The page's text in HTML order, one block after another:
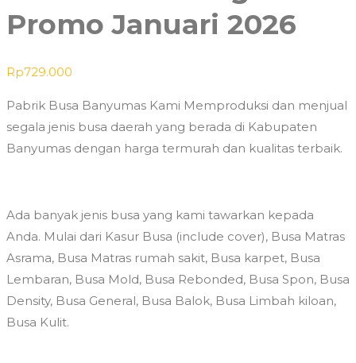
Promo Januari 2026
Rp729.000
Pabrik Busa Banyumas Kami Memproduksi dan menjual
segala jenis busa daerah yang berada di Kabupaten
Banyumas dengan harga termurah dan kualitas terbaik.
Ada banyak jenis busa yang kami tawarkan kepada
Anda. Mulai dari Kasur Busa (include cover), Busa Matras
Asrama, Busa Matras rumah sakit, Busa karpet, Busa
Lembaran, Busa Mold, Busa Rebonded, Busa Spon, Busa
Density, Busa General, Busa Balok, Busa Limbah kiloan,
Busa Kulit.